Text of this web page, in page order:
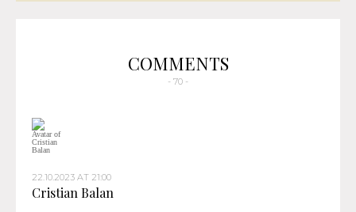
COMMENTS
- 70 -
22.10.2023 AT 21:00
Cristian Balan